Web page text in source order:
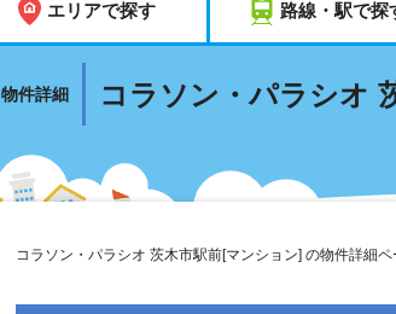
エリアで探す 路線・駅で探
物件詳細 コラソン・パラシオ
コラソン・パラシオ 茨木市駅前[マンション] の物件詳細ペ